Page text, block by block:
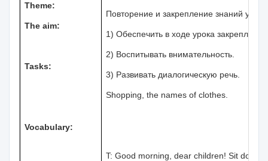
Theme:
The aim:
Tasks:
Vocabulary:
Повторение и закрепление знаний
1) Обеспечить в ходе урока
2) Воспитывать внимательность.
3) Развивать диалогическую речь.
Shopping, the names of clothes.
T: Good morning, dear children! Sit